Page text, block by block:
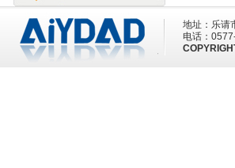
地址：乐请
电话：